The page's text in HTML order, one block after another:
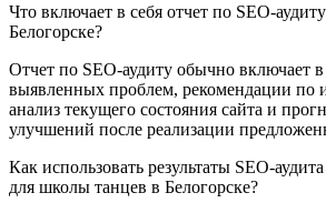
Что включает в себя отчет по SEO-
Белогорске?
Отчет по SEO-аудиту обычно включает в
выявленных проблем, рекомендации по
анализ текущего состояния сайта и
улучшений после реализации
Как использовать результаты SEO-
для школы танцев в Белогорске?